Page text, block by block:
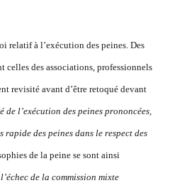
relatif à l’exécution des peines. Des
celles des associations, professionnels
revisité avant d’être retoqué devant
de l’exécution des peines prononcées,
des peines dans le respect des
de la peine se sont ainsi
l’échec de la commission mixte